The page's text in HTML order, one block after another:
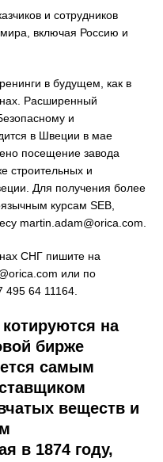
и сотрудников
включая Россию и
в будущем, как в
Расширенный
и
в Швеции в мае
посещение завода
строительных и
Для получения более
курсам SEB,
martin.adam@orica.com.
СНГ пишите на
или по
64 11164.
на
бирже
самым
веществ и
в 1874 году,